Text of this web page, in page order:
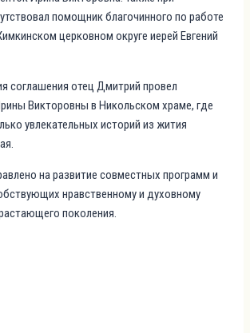
помощник благочинного по работе
церковном округе иерей Евгений
соглашения отец Дмитрий провел
Викторовны в Никольском храме, где
увлекательных историй из жития
на развитие совместных программ и
нравственному и духовному
поколения.